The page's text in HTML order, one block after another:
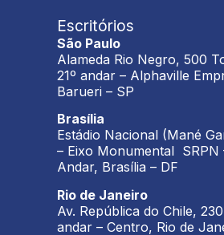
Escritórios
São Paulo
Alameda Rio Negro, 500
21º andar – Alphaville
Barueri – SP
Brasília
Estádio Nacional (Mané
– Eixo Monumental SRPN
Andar, Brasília – DF
Rio de Janeiro
Av. República do Chile,
andar – Centro, Rio de